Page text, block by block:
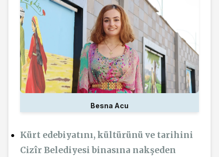
Besna Acu
Kürt edebiyatını, kültürünü ve tarihini
Cizîr Belediyesi binasına nakşeden